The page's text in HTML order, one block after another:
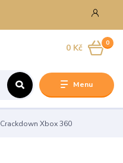
Menu
0
0 Kč
Crackdown Xbox 360